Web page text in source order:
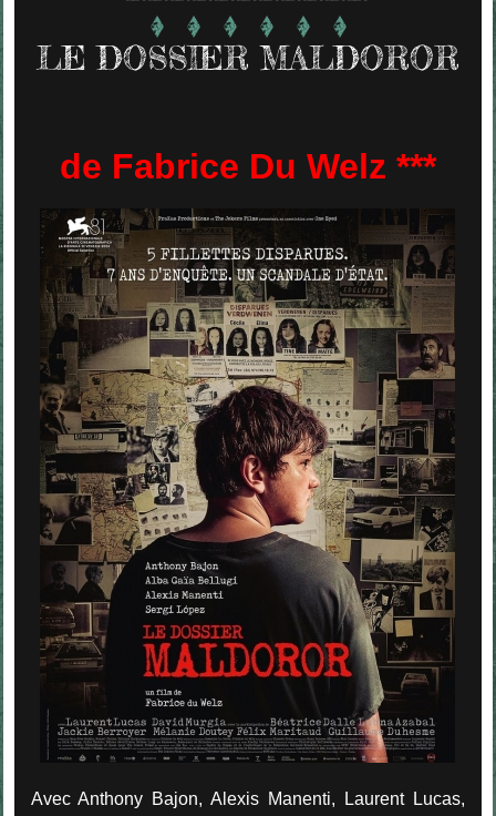
LE DOSSIER MALDOROR
de Fabrice Du Welz ***
Avec Anthony Bajon, Alexis Manenti, Laurent Lucas,